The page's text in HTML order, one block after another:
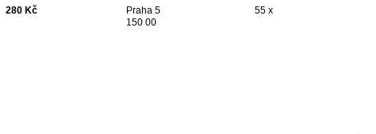
280 Kč
Praha 5
150 00
55 x